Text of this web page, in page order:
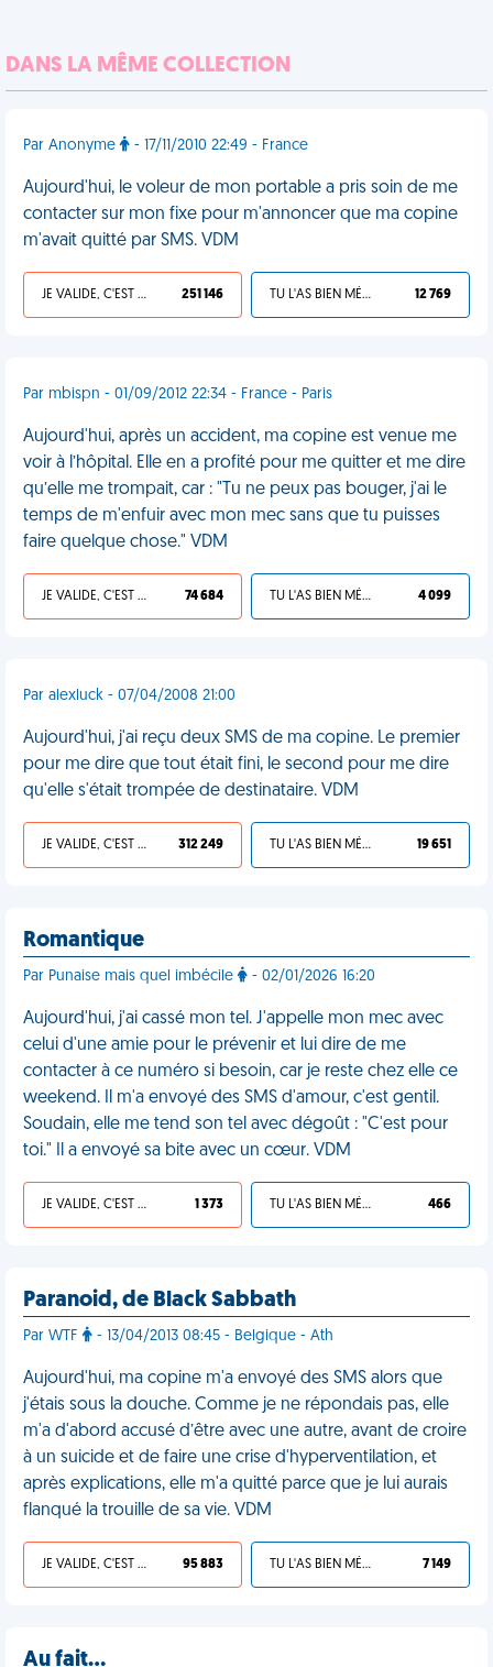
DANS LA MÊME COLLECTION
Par Anonyme - 17/11/2010 22:49 - France
Aujourd'hui, le voleur de mon portable a pris soin de me
contacter sur mon fixe pour m'annoncer que ma copine
m'avait quitté par SMS. VDM
JE VALIDE, C'EST UNE VDM 251 146 TU L'AS BIEN MÉRITÉ 12 769
Par mbispn - 01/09/2012 22:34 - France - Paris
Aujourd'hui, après un accident, ma copine est venue me
voir à l’hôpital. Elle en a profité pour me quitter et me dire
qu’elle me trompait, car : "Tu ne peux pas bouger, j'ai le
temps de m'enfuir avec mon mec sans que tu puisses
faire quelque chose." VDM
JE VALIDE, C'EST UNE VDM 74 684 TU L'AS BIEN MÉRITÉ 4 099
Par alexluck - 07/04/2008 21:00
Aujourd'hui, j'ai reçu deux SMS de ma copine. Le premier
pour me dire que tout était fini, le second pour me dire
qu'elle s'était trompée de destinataire. VDM
JE VALIDE, C'EST UNE VDM 312 249 TU L'AS BIEN MÉRITÉ 19 651
Romantique
Par Punaise mais quel imbécile - 02/01/2026 16:20
Aujourd'hui, j'ai cassé mon tel. J'appelle mon mec avec
celui d'une amie pour le prévenir et lui dire de me
contacter à ce numéro si besoin, car je reste chez elle ce
weekend. Il m'a envoyé des SMS d'amour, c'est gentil.
Soudain, elle me tend son tel avec dégoût : "C'est pour
toi." Il a envoyé sa bite avec un cœur. VDM
JE VALIDE, C'EST UNE VDM 1 373 TU L'AS BIEN MÉRITÉ 466
Paranoid, de Black Sabbath
Par WTF - 13/04/2013 08:45 - Belgique - Ath
Aujourd'hui, ma copine m'a envoyé des SMS alors que
j'étais sous la douche. Comme je ne répondais pas, elle
m'a d'abord accusé d’être avec une autre, avant de croire
à un suicide et de faire une crise d'hyperventilation, et
après explications, elle m'a quitté parce que je lui aurais
flanqué la trouille de sa vie. VDM
JE VALIDE, C'EST UNE VDM 95 883 TU L'AS BIEN MÉRITÉ 7 149
Au fait…